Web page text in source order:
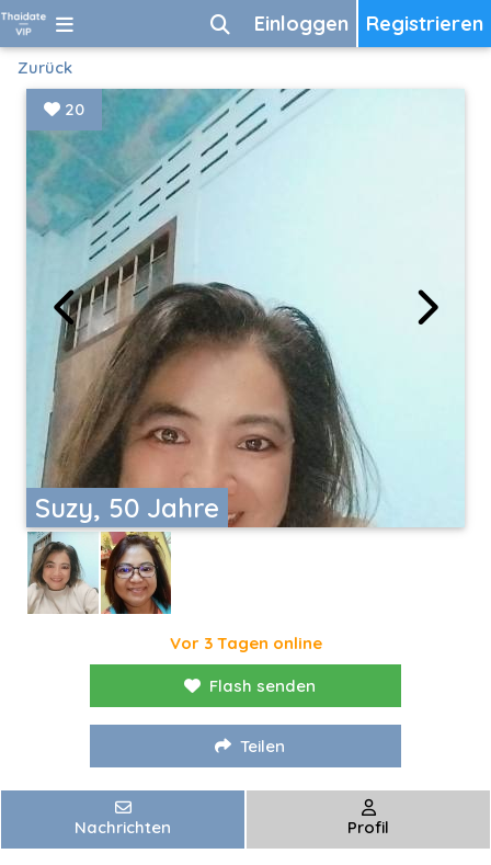
Registrieren
Einloggen
Zurück
Suzy, 50 Jahre
20
Vor 3 Tagen online
Flash senden
Teilen
Nachrichten Profil